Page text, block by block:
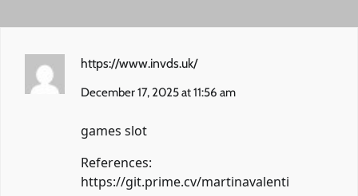
https://www.invds.uk/
December 17, 2025 at 11:56 am
games slot
References:
https://git.prime.cv/martinavalenti